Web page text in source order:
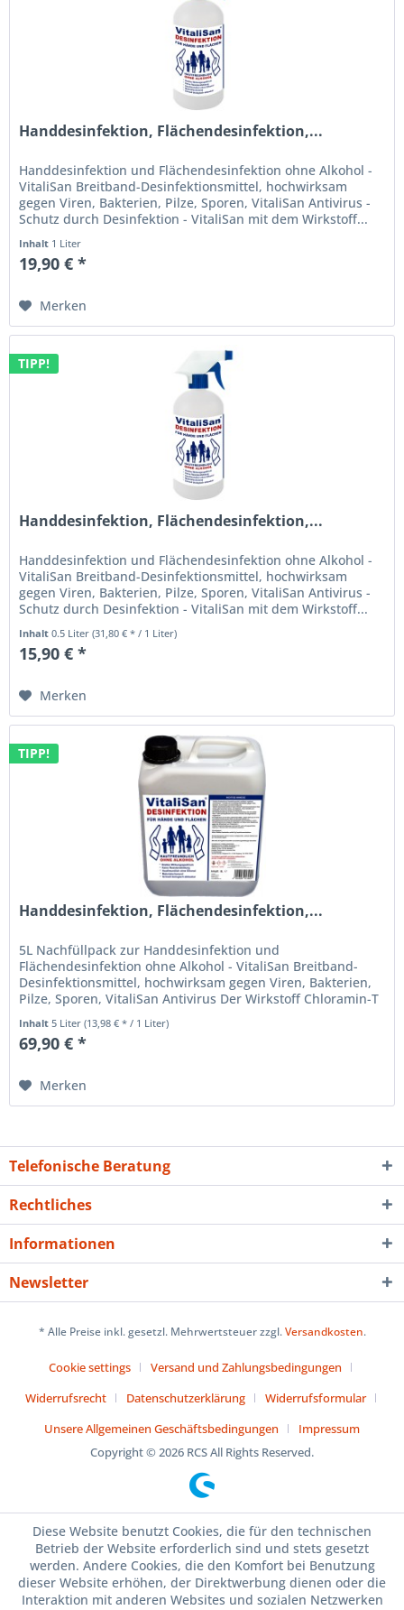
Handdesinfektion, Flächendesinfektion,...
Handdesinfektion und Flächendesinfektion ohne Alkohol -
VitaliSan Breitband-Desinfektionsmittel, hochwirksam
gegen Viren, Bakterien, Pilze, Sporen, VitaliSan Antivirus -
Schutz durch Desinfektion - VitaliSan mit dem Wirkstoff...
Inhalt 1 Liter
19,90 € *
Merken
TIPP!
Handdesinfektion, Flächendesinfektion,...
Handdesinfektion und Flächendesinfektion ohne Alkohol -
VitaliSan Breitband-Desinfektionsmittel, hochwirksam
gegen Viren, Bakterien, Pilze, Sporen, VitaliSan Antivirus -
Schutz durch Desinfektion - VitaliSan mit dem Wirkstoff...
Inhalt0.5 Liter(31,80 € * / 1 Liter)
15,90 € *
Merken
TIPP!
Handdesinfektion, Flächendesinfektion,...
5L Nachfüllpack zur Handdesinfektion und
Flächendesinfektion ohne Alkohol - VitaliSan Breitband-
Desinfektionsmittel, hochwirksam gegen Viren, Bakterien,
Pilze, Sporen, VitaliSan Antivirus Der Wirkstoff Chloramin-T
Inhalt 5 Liter(13,98 € * / 1 Liter)
69,90 € *
Merken
Telefonische Beratung
Rechtliches
Informationen
Newsletter
* Alle Preise inkl. gesetzl. Mehrwertsteuer zzgl.Versandkosten.
Cookie settings
Versand und Zahlungsbedingungen
Widerrufsrecht
Datenschutzerklärung
Widerrufsformular
Unsere Allgemeinen Geschäftsbedingungen
Impressum
Copyright © 2026 RCS All Rights Reserved.
Diese Website benutzt Cookies, die für den technischen
Betrieb der Website erforderlich sind und stets gesetzt
werden. Andere Cookies, die den Komfort bei Benutzung
dieser Website erhöhen, der Direktwerbung dienen oder die
Interaktion mit anderen Websites und sozialen Netzwerken